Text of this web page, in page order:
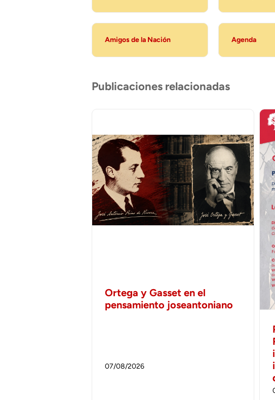
Amigos de la Nación Agenda
Publicaciones relacionadas
Ortega y Gasset en el
pensamiento joseantoniano
07/08/2026